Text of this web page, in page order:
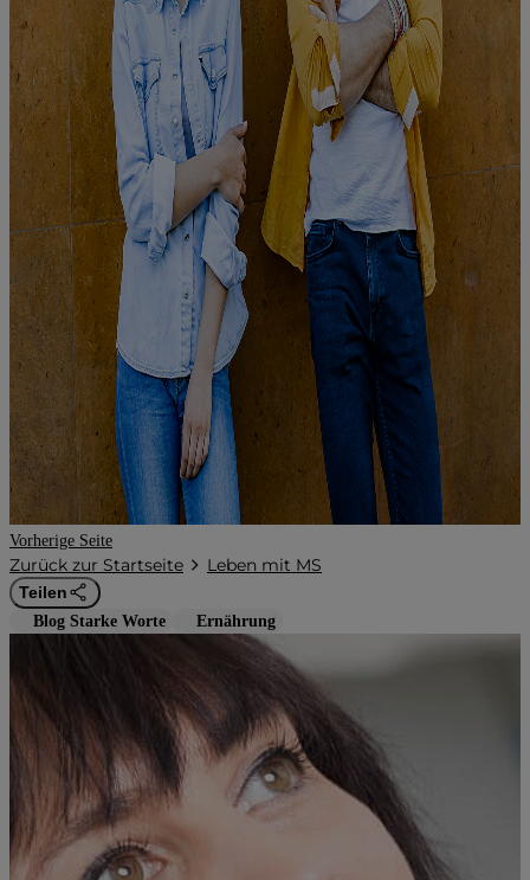
Vorherige Seite
Zurück zur Startseite Leben mit MS
Teilen
Blog Starke Worte Ernährung